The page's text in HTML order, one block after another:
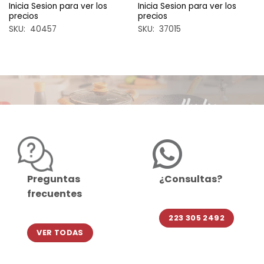
Inicia Sesion para ver los
precios
SKU: 40457
Inicia Sesion para ver los
precios
SKU: 37015
Preguntas
frecuentes
VER TODAS
¿Consultas?
223 305 2492